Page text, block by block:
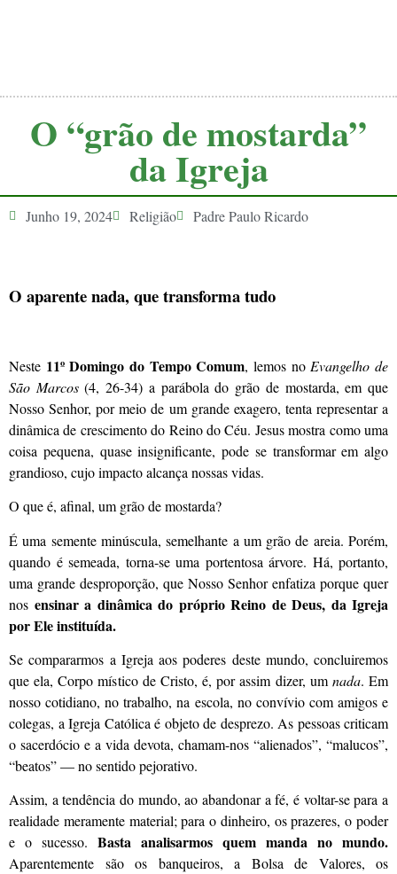
O “grão de mostarda”
da Igreja
Junho 19, 2024 Religião Padre Paulo Ricardo
O aparente nada, que transforma tudo
Neste 11º Domingo do Tempo Comum, lemos no Evangelho de
São Marcos(4, 26-34) a parábola do grão de mostarda, em que
Nosso Senhor, por meio de um grande exagero, tenta representar a
dinâmica de crescimento do Reino do Céu. Jesus mostra como uma
coisa pequena, quase insignificante, pode se transformar em algo
grandioso, cujo impacto alcança nossas vidas.
O que é, afinal, um grão de mostarda?
É uma semente minúscula, semelhante a um grão de areia. Porém,
quando é semeada, torna-se uma portentosa árvore. Há, portanto,
uma grande desproporção, que Nosso Senhor enfatiza porque quer
nos ensinar a dinâmica do próprio Reino de Deus, da Igreja
por Ele instituída.
Se compararmos a Igreja aos poderes deste mundo, concluiremos
que ela, Corpo místico de Cristo, é, por assim dizer, um nada. Em
nosso cotidiano, no trabalho, na escola, no convívio com amigos e
colegas, a Igreja Católica é objeto de desprezo. As pessoas criticam
o sacerdócio e a vida devota, chamam-nos “alienados”, “malucos”,
“beatos” — no sentido pejorativo.
Assim, a tendência do mundo, ao abandonar a fé, é voltar-se para a
realidade meramente material; para o dinheiro, os prazeres, o poder
e o sucesso. Basta analisarmos quem manda no mundo.
Aparentemente são os banqueiros, a Bolsa de Valores, os